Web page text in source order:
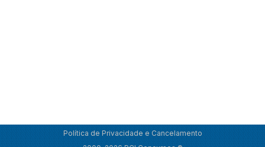
Política de Privacidade e Cancelamento